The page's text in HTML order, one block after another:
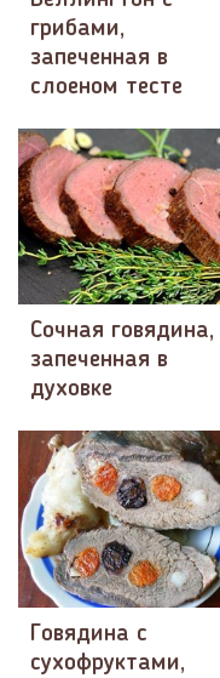
грибами,
запеченная в
слоеном тесте
Сочная говядина,
запеченная в
духовке
Говядина с
сухофруктами,